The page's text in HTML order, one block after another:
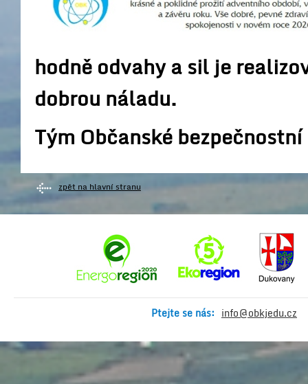
hodně odvahy a sil je
dobrou náladu.
Tým Občanské
zpět na hlavní stranu
Ptejte se nás: info@obkjedu.cz